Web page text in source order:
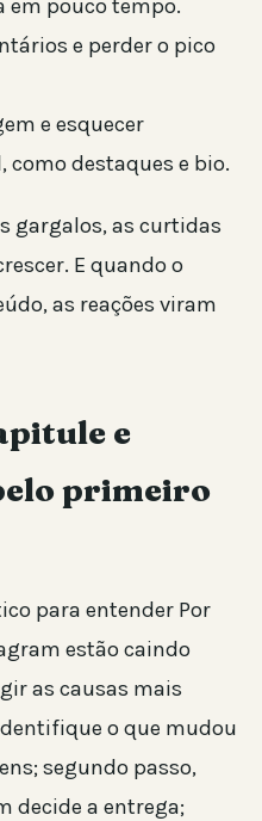
em pouco tempo.
e perder o pico
e esquecer
como destaques e bio.
gargalos, as curtidas
E quando o
as reações viram
e
primeiro
para entender Por
estão caindo
as causas mais
o que mudou
segundo passo,
decide a entrega;